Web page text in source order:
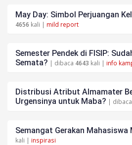
May Day: Simbol Perjuangan
4656 kali | mild report
Semester Pendek di FISIP:
Semata? | dibaca 4643 kali | info
Distribusi Atribut Almamater
Urgensinya untuk Maba? | dibaca
Semangat Gerakan Mahasiswa
kali | inspirasi